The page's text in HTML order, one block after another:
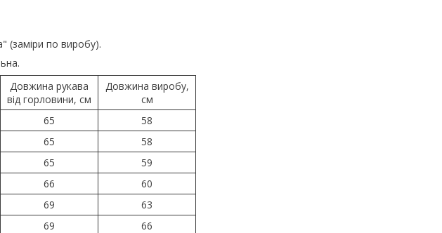
(заміри по виробу).
Довжина рукава
від горловини, см
Довжина виробу,
см
65
58
65
58
65
59
66
60
69
63
69
66